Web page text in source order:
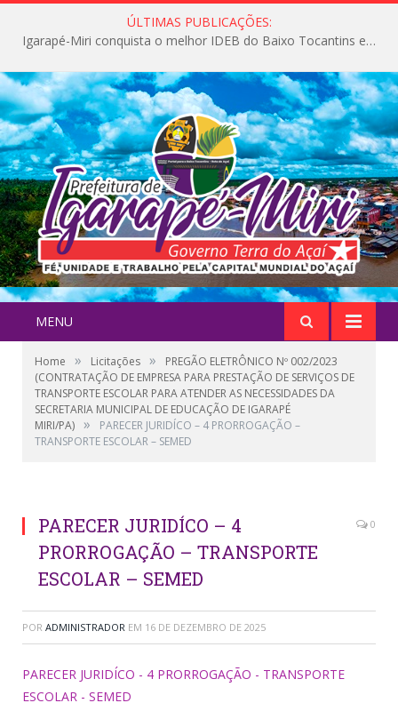
ÚLTIMAS PUBLICAÇÕES:
Igarapé-Miri conquista o melhor IDEB do Baixo Tocantins e avança na qualidade da educação pública
MENU
Home » Licitações »
PREGÃO ELETRÔNICO Nº 002/2023
(CONTRATAÇÃO DE EMPRESA PARA PRESTAÇÃO DE SERVIÇOS DE
TRANSPORTE ESCOLAR PARA ATENDER AS NECESSIDADES DA
SECRETARIA MUNICIPAL DE EDUCAÇÃO DE IGARAPÉ
MIRI/PA) »
PARECER JURIDÍCO – 4 PRORROGAÇÃO –
TRANSPORTE ESCOLAR – SEMED
PARECER JURIDÍCO – 4
PRORROGAÇÃO – TRANSPORTE
ESCOLAR – SEMED
0
POR ADMINISTRADOR EM 16 DE DEZEMBRO DE 2025
PARECER JURIDÍCO - 4 PRORROGAÇÃO - TRANSPORTE
ESCOLAR - SEMED